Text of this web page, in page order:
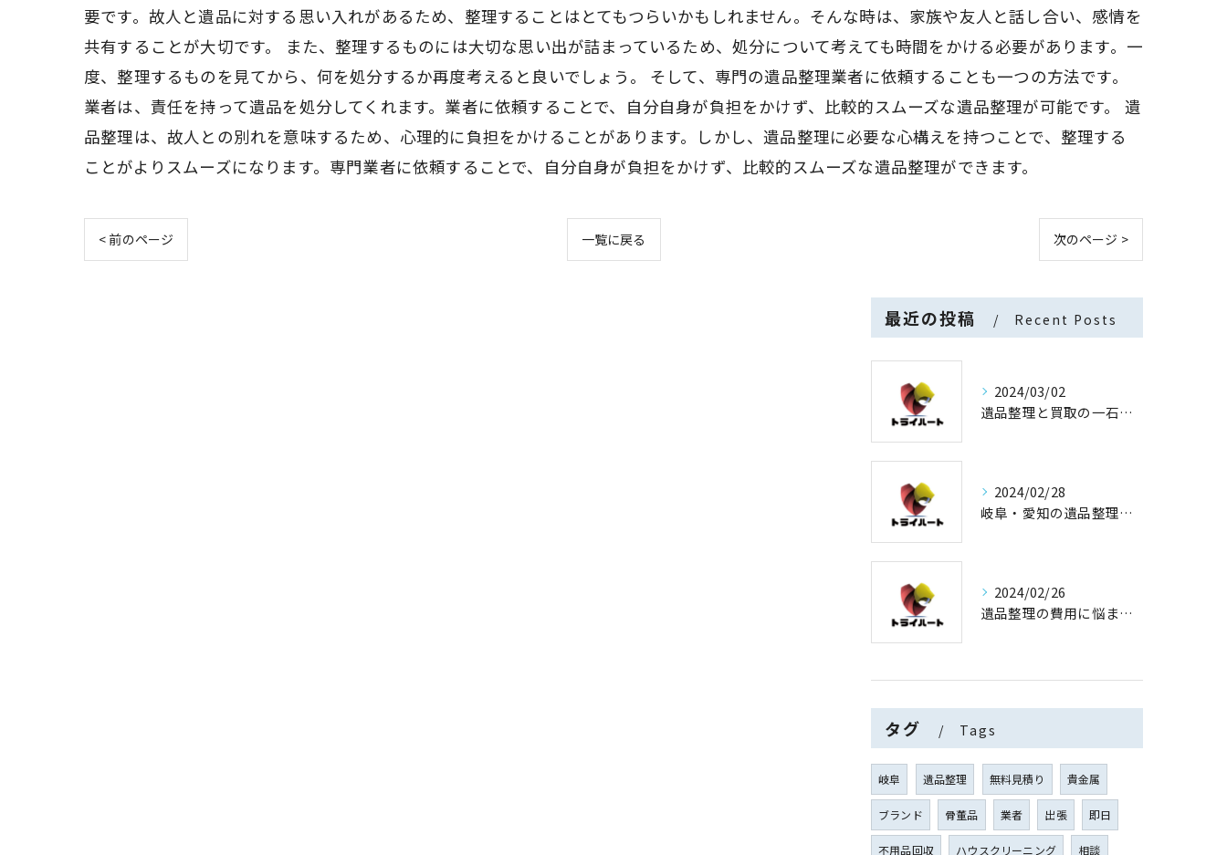
要です。故人と遺品に対する思い入れがあるため、整理することはとてもつらいかもしれません。そんな時は、家族や友人と話し合い、感情を
共有することが大切です。 また、整理するものには大切な思い出が詰まっているため、処分について考えても時間をかける必要があります。一
度、整理するものを見てから、何を処分するか再度考えると良いでしょう。 そして、専門の遺品整理業者に依頼することも一つの方法です。
業者は、責任を持って遺品を処分してくれます。業者に依頼することで、自分自身が負担をかけず、比較的スムーズな遺品整理が可能です。 遺
品整理は、故人との別れを意味するため、心理的に負担をかけることがあります。しかし、遺品整理に必要な心構えを持つことで、整理する
ことがよりスムーズになります。専門業者に依頼することで、自分自身が負担をかけず、比較的スムーズな遺品整理ができます。
< 前のページ 一覧に戻る 次のページ >
最近の投稿 Recent Posts
2024/03/02
遺品整理と買取の一石二鳥
2024/02/28
岐阜・愛知の遺品整理と買取専門店【査定士が高額買取】
2024/02/26
遺品整理の費用に悩まない！買取専門店運営の遺品整理
タグ Tags
岐阜 遺品整理 無料見積り 貴金属
ブランド 骨董品 業者 出張 即日
不用品回収 ハウスクリーニング 相談